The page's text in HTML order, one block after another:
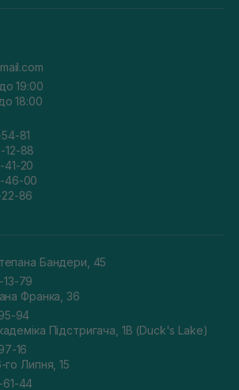
19:00
18:00
81
12-88
20
46-00
86
Бандери, 45
79
Франка, 36
94
Підстригача, 1В (Duck's Lake)
16
го Липня, 15
44